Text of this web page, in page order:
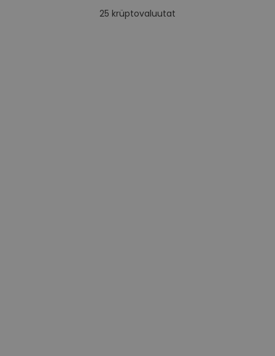
25 krüptovaluutat